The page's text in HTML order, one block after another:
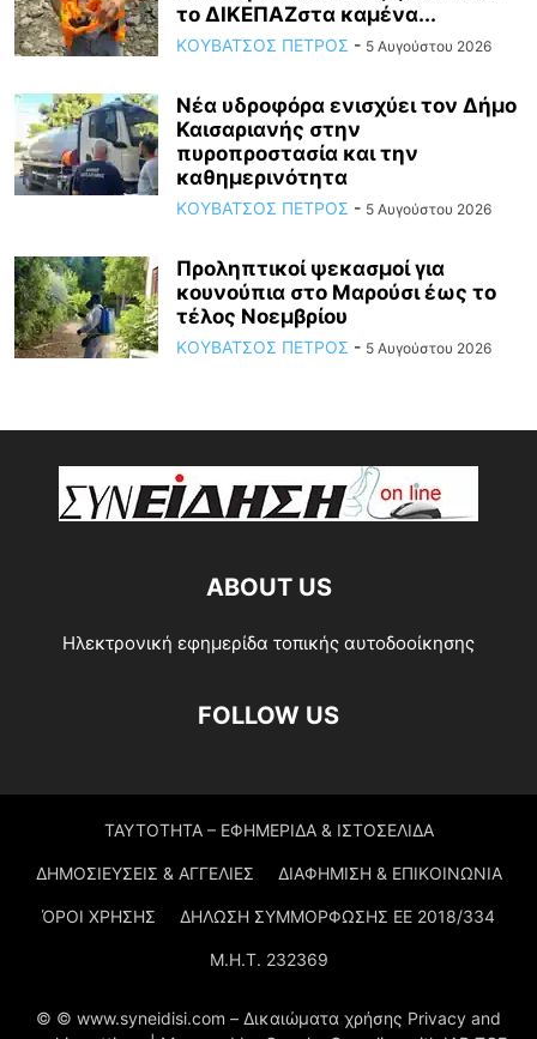
το ΔΙΚΕΠΑΖστα καμένα...
ΚΟΥΒΑΤΣΟΣ ΠΕΤΡΟΣ - 5 Αυγούστου 2026
Νέα υδροφόρα ενισχύει τον Δήμο
Καισαριανής στην
πυροπροστασία και την
καθημερινότητα
ΚΟΥΒΑΤΣΟΣ ΠΕΤΡΟΣ - 5 Αυγούστου 2026
Προληπτικοί ψεκασμοί για
κουνούπια στο Μαρούσι έως το
τέλος Νοεμβρίου
ΚΟΥΒΑΤΣΟΣ ΠΕΤΡΟΣ - 5 Αυγούστου 2026
ABOUT US
Ηλεκτρονική εφημερίδα τοπικής αυτοδοοίκησης
FOLLOW US
ΤΑΥΤΟΤΗΤΑ – ΕΦΗΜΕΡΙΔΑ & ΙΣΤΟΣΕΛΙΔΑ
ΔΗΜΟΣΙΕΥΣΕΙΣ & ΑΓΓΕΛΙΕΣ ΔΙΑΦΗΜΙΣΗ & ΕΠΙΚΟΙΝΩΝΙΑ
ΌΡΟΙ ΧΡΗΣΗΣ ΔΗΛΩΣΗ ΣΥΜΜΟΡΦΩΣΗΣ ΕΕ 2018/334
Μ.Η.Τ. 232369
© © www.syneidisi.com – Δικαιώματα χρήσης Privacy and